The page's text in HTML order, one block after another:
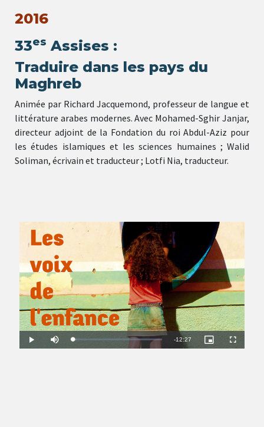
2016
33es Assises :
Traduire dans les pays du
Maghreb
Animée par Richard Jacquemond, professeur de langue et
littérature arabes modernes. Avec Mohamed-Sghir Janjar,
directeur adjoint de la Fondation du roi Abdul-Aziz pour
les études islamiques et les sciences humaines ; Walid
Soliman, écrivain et traducteur ; Lotfi Nia, traducteur.